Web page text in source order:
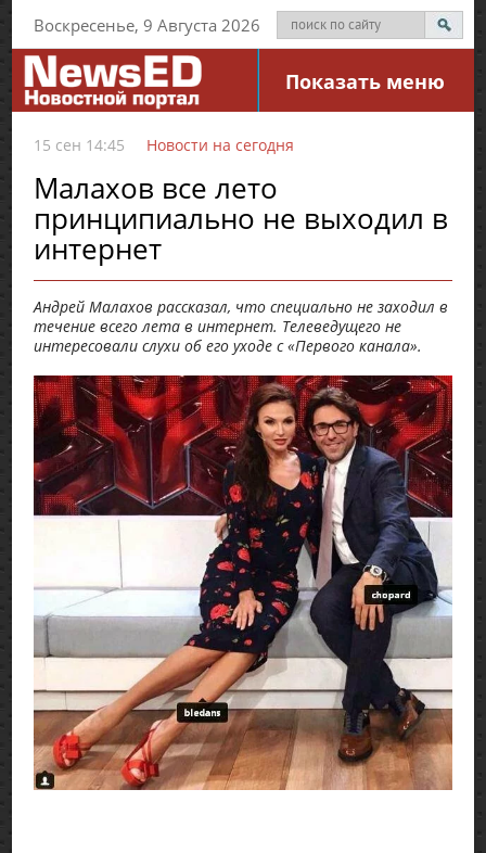
Воскресенье, 9 Августа 2026
Показать меню
15 сен 14:45 Новости на сегодня
Малахов все лето
принципиально не выходил в
интернет
Андрей Малахов рассказал, что специально не заходил в
течение всего лета в интернет. Телеведущего не
интересовали слухи об его уходе с «Первого канала».